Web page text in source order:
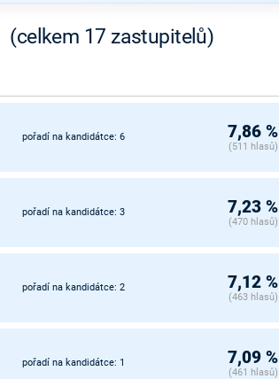
(celkem 17 zastupitelů)
pořadí na kandidátce: 6 7,86 %
(511 hlasů)
pořadí na kandidátce: 3 7,23 %
(470 hlasů)
pořadí na kandidátce: 2 7,12 %
(463 hlasů)
pořadí na kandidátce: 1 7,09 %
(461 hlasů)